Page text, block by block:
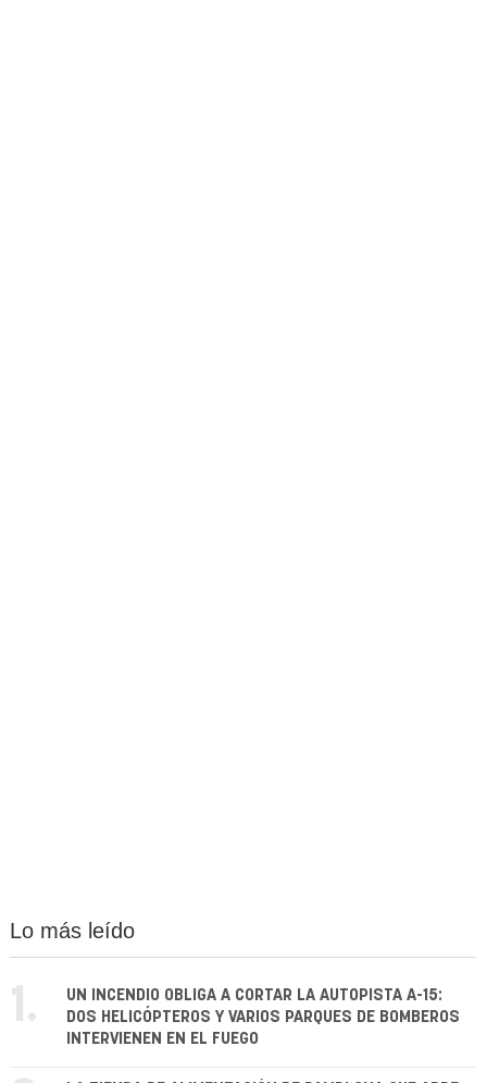
Lo más leído
1.
UN INCENDIO OBLIGA A CORTAR LA AUTOPISTA A-15:
DOS HELICÓPTEROS Y VARIOS PARQUES DE BOMBEROS
INTERVIENEN EN EL FUEGO